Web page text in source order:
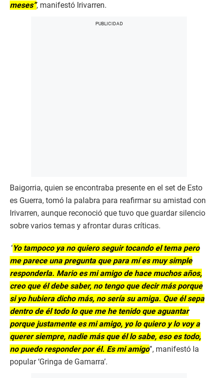
meses”, manifestó Irivarren.
Baigorria, quien se encontraba presente en el set de Esto
es Guerra, tomó la palabra para reafirmar su amistad con
Irivarren, aunque reconoció que tuvo que guardar silencio
sobre varios temas y afrontar duras críticas.
“Yo tampoco ya no quiero seguir tocando el tema pero
me parece una pregunta que para mí es muy simple
responderla. Mario es mi amigo de hace muchos años,
creo que él debe saber, no tengo que decir más porque
si yo hubiera dicho más, no sería su amiga. Que él sepa
dentro de él todo lo que me he tenido que aguantar
porque justamente es mi amigo, yo lo quiero y lo voy a
querer siempre, nadie más que él lo sabe, eso es todo,
no puedo responder por él. Es mi amigo”, manifestó la
popular ‘Gringa de Gamarra’.